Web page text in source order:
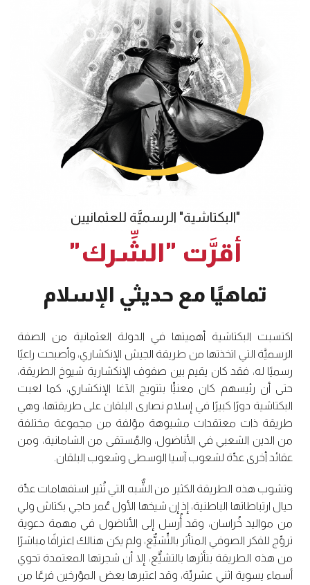
"البكتاشية" الرسميَّة للعثمانيين
أقرَّت "الشِّرك"
تماهيًا مع حديثي الإسلام
اكتسبت البكتاشية أهميتها في الدولة العثمانية من الصفة
الرسميَّة التي اتخذتها من طريقة الجيش الإنكشاري، وأصبحت راعيًا
رسميًا له، فقد كان يقيم بين صفوف الإنكشارية شيوخ الطريقة،
حتى أن رئيسهم كان معنيٍّا بتتويج الآغا الإنكشاري، كما لعبت
البكتاشية دورًا كبيرًا في إسلام نصارى البلقان على طريقتها، وهي
طريقة ذات معتقدات مشبوهة مؤلفة من مجموعة مختلفة
من الدين الشعبي في الأناضول، والمُستقى من الشامانية، ومن
عقائد أخرى عدِّة لشعوب آسيا الوسطى وشعوب البلقان.
وتشوب هذه الطريقة الكثير من الشٌّبه التي تُثير استفهامات عدِّة
حيال ارتباطاتها الباطنية، إذ إن شيخها الأول عُمر حاجي بكتاش ولي
من مواليد خُراسان، وقد أُرسل إلى الأناضول في مهمة دعوية
تروِّج للفكر الصوفي المتأثر بالتِّشيٌّع، ولم يكن هنالك اعترافًا مباشرًا
من هذه الطريقة بتأثرها بالتشيٌّع، إلا أن شجرتها المعتمدة تحوي
أسماء يسوية اثني عشريِّة، وقد اعتبرها بعض المؤرخين فرعًا من